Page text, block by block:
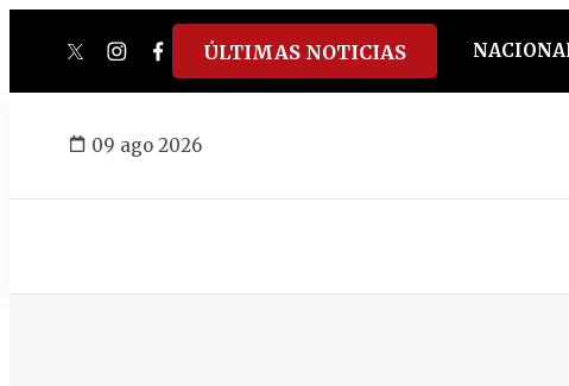
twitterinstagram
facebook
tiktokyoutube
spotify
ÚLTIMAS NOTICIAS
09 ago 2026